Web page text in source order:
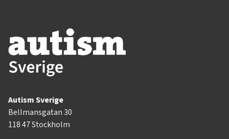
Autism Sverige
Bellmansgatan 30
118 47 Stockholm